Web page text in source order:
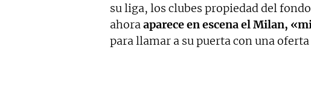
su liga, los clubes propiedad del
ahoraaparece en escena el Milan,
para llamar a su puerta con una